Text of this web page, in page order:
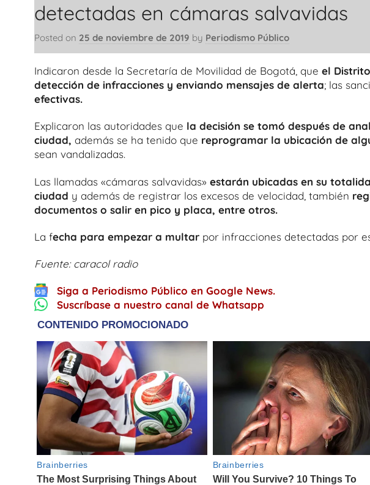
detectadas en cámaras salvavidas
Posted on 25 de noviembre de 2019 by Periodismo Público
Indicaron desde la Secretaría de Movilidad de Bogotá, que el
detección de infracciones y enviando mensajes de alerta; las
efectivas.
Explicaron las autoridades que la decisión se tomó después de
ciudad, además se ha tenido que reprogramar la ubicación de
sean vandalizadas.
Las llamadas «cámaras salvavidas» estarán ubicadas en su
ciudad y además de registrar los excesos de velocidad, también
documentos o salir en pico y placa, entre otros.
La fecha para empezar a multar por infracciones detectadas por
Fuente: caracol radio
Siga a Periodismo Público en Google News.
Suscríbase a nuestro canal de Whatsapp